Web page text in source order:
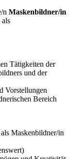
n Maskenbildner/in
Tätigkeiten der
und der
Vorstellungen
Bereich
Maskenbildner/in